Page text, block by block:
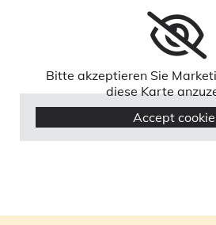
Bitte akzeptieren Sie
diese Karte
Accept